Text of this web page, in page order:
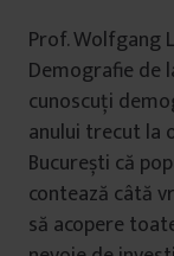
Prof. Wolfgang
Demografie de
cunoscuți
anului trecut la
București că
contează câtă
să acopere